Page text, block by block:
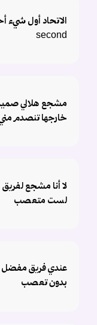
second
مشجع هلالي
خارجها تنصدم
‏لا أنا مشجع
لست متعصب
عندي فريق مفضل
بدون تعصب